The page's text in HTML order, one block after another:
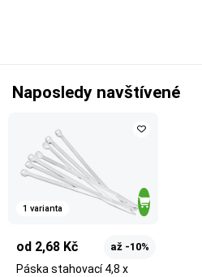
Naposledy navštívené
1 varianta
od 2,68 Kč až -10%
Páska stahovací 4,8 x